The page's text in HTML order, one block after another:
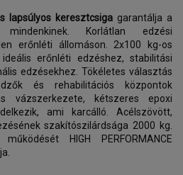
lapsúlyos keresztcsiga garantálja a
Korlátlan edzési
erőnléti állomáson. 2x100 kg-os
erőnléti edzéshez, stabilitási
edzésekhez. Tökéletes választás
és rehabilitációs központok
vázszerkezete, kétszeres epoxi
ami karcálló. Acélszövött,
szakítószilárdsága 2000 kg.
HIGH PERFORMANCE